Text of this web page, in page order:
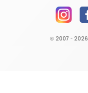
© 2007 - 2026